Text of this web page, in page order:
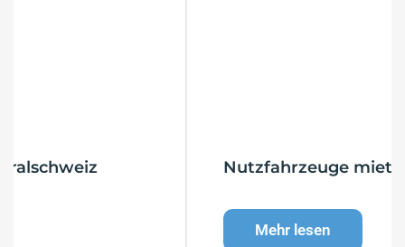
Nutzfahrzeuge mieten in Luzern